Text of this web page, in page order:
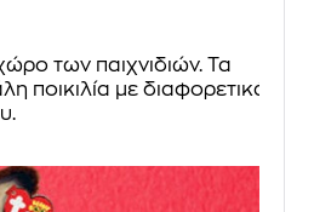
των παιχνιδιών. Τα
ποικιλία με διαφορετικά